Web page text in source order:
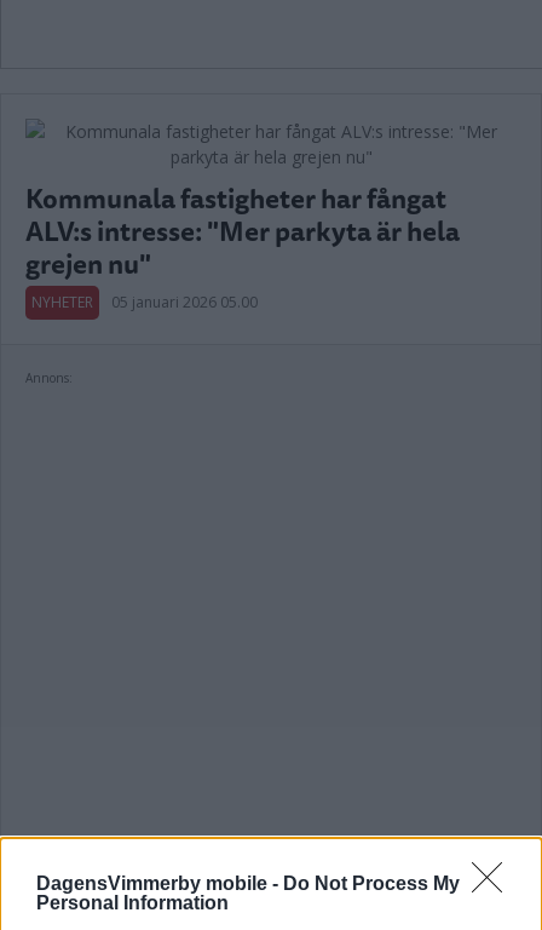
DagensVimmerby mobile - Do Not Process My
Personal Information
Kommunala fastigheter har fångat
ALV:s intresse: "Mer parkyta är hela
grejen nu"
NYHETER 05 januari 2026 05.00
Annons: